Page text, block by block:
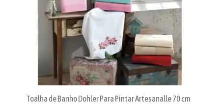
Toalha de Banho Dohler Para Pintar Artesanalle 70 cm